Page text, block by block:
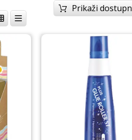
Prikaži